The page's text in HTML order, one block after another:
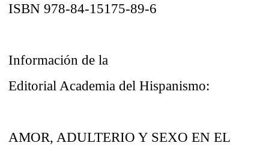
ISBN 978-84-15175-89-6
Información de la
Editorial Academia del Hispanismo:
AMOR, ADULTERIO Y SEXO EN EL